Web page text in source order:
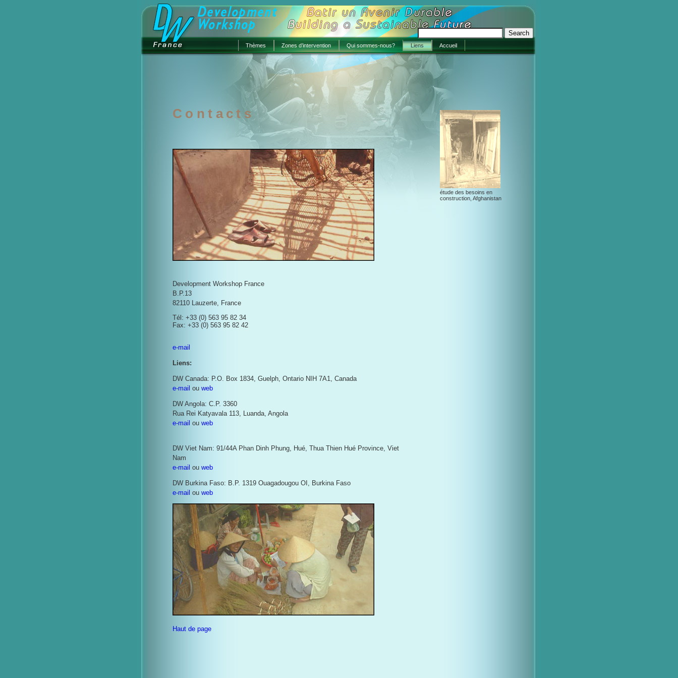
Thèmes Zones d’intervention Qui sommes-nous? Liens Accueil
Contacts
Development Workshop France
B.P.13
82110 Lauzerte, France
Tél: +33 (0) 563 95 82 34
Fax: +33 (0) 563 95 82 42
e-mail
Liens:
DW Canada: P.O. Box 1834, Guelph, Ontario NIH 7A1, Canada
e-mail ou web
DW Angola: C.P. 3360
Rua Rei Katyavala 113, Luanda, Angola
e-mail ou web
DW Viet Nam: 91/44A Phan Dinh Phung, Hué, Thua Thien Hué Province, Viet
Nam
e-mail ou web
DW Burkina Faso: B.P. 1319 Ouagadougou OI, Burkina Faso
e-mail ou web
Haut de page
étude des besoins en
construction, Afghanistan